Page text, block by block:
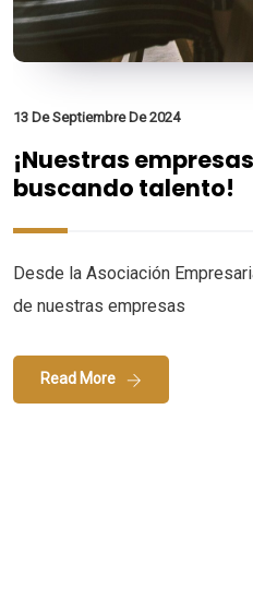
13 De Septiembre De 2024
¡Nuestras
buscando talento!
Desde la Asociación
de nuestras empresas
Read More